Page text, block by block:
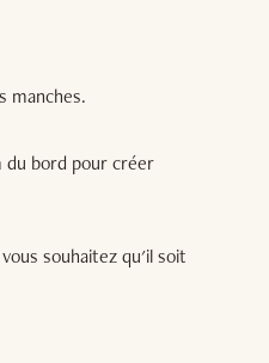
manches.
du bord pour créer
souhaitez qu'il soit